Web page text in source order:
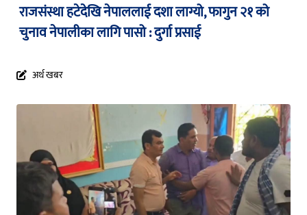
राजसंस्था हटेदेखि नेपाललाई दशा लाग्यो, फागुन २१ को
चुनाव नेपालीका लागि पासो : दुर्गा प्रसाई
अर्थ खबर